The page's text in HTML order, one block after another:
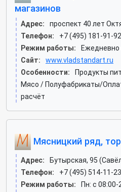
магазинов
Адрес:
проспект 40 лет
Телефон:
+7 (495) 181-91-92
Режим работы:
Ежедневно
Сайт:
www.vladstandart.ru
Особенности:
Продукты
Мясо / Полуфабрикаты/
расчёт
Мясницкий ряд,
Адрес:
Бутырская, 95
Телефон:
+7 (495) 514-11-
Режим работы:
Пн: c 08:00-